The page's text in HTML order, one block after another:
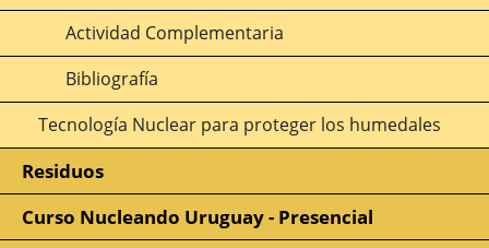
Actividad Complementaria
Bibliografía
Tecnología Nuclear para proteger los humedales
Residuos
Curso Nucleando Uruguay - Presencial